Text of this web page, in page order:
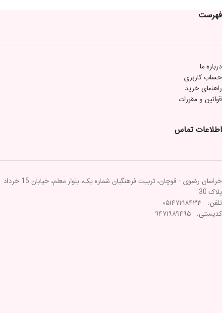
فهرست
درباره ما
حساب کاربری
راهنمای خرید
قوانین و مقررات
اطلاعات تماس
خراسان رضوی - قوچان، تربیت فرهنگیان شماره یک، بلوار معلم، خیابان 15 خرداد
پلاک 30
تلفن: ۰۵۱۴۷۲۱۸۴۳۳
کدپستی: ۹۴۷۱۹۸۹۴۹۵